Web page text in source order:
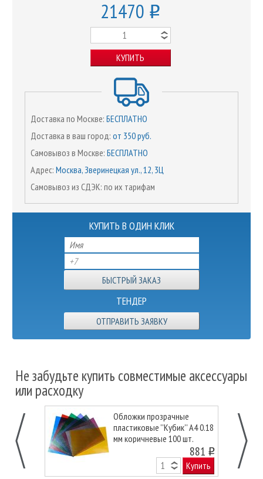
21470 o
КУПИТЬ
Доставка по Москве: БЕСПЛАТНО
Доставка в ваш город: от 350 руб.
Самовывоз в Москве: БЕСПЛАТНО
Адрес: Москва, Зверинецкая ул., 12, 3Ц
Самовывоз из СДЭК: по их тарифам
КУПИТЬ В ОДИН КЛИК
ТЕНДЕР
ОТПРАВИТЬ ЗАЯВКУ
Не забудьте купить совместимые аксессуары
или расходку
Обложки прозрачные
пластиковые ''Кубик'' А4 0.18
мм коричневые 100 шт.
881 o
Купить